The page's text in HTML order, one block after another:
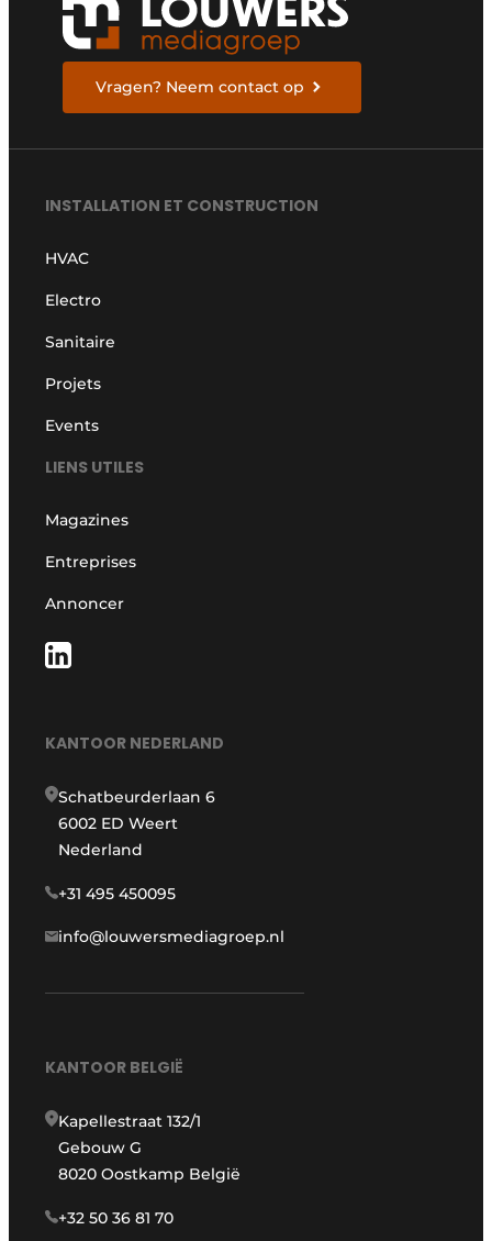
Vragen? Neem contact op
INSTALLATION ET CONSTRUCTION
HVAC
Electro
Sanitaire
Projets
Events
LIENS UTILES
Magazines
Entreprises
Annoncer
KANTOOR NEDERLAND
Schatbeurderlaan 6
6002 ED Weert
Nederland
+31 495 450095
info@louwersmediagroep.nl
KANTOOR BELGIË
Kapellestraat 132/1
Gebouw G
8020 Oostkamp België
+32 50 36 81 70